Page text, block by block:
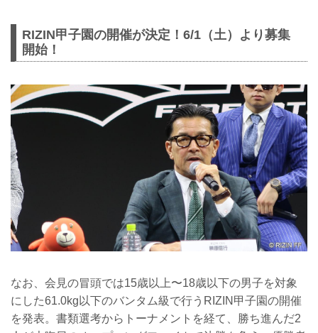
RIZIN甲子園の開催が決定！6/1（土）より募集
開始！
なお、会見の冒頭では15歳以上〜18歳以下の男子を対象
にした61.0kg以下のバンタム級で行うRIZIN甲子園の開催
を発表。書類選考からトーナメントを経て、勝ち進んだ2